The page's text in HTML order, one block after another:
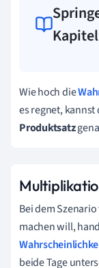
Kapitel
Wie hoch die
es regnet, kannst
Produktsatz
Bei dem
machen will,
beide Tage